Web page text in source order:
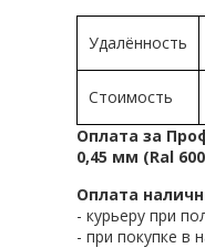
Удалённость
Стоимость
Оплата за
0,45 мм (Ral
Оплата
- курьеру при
- при покупке в